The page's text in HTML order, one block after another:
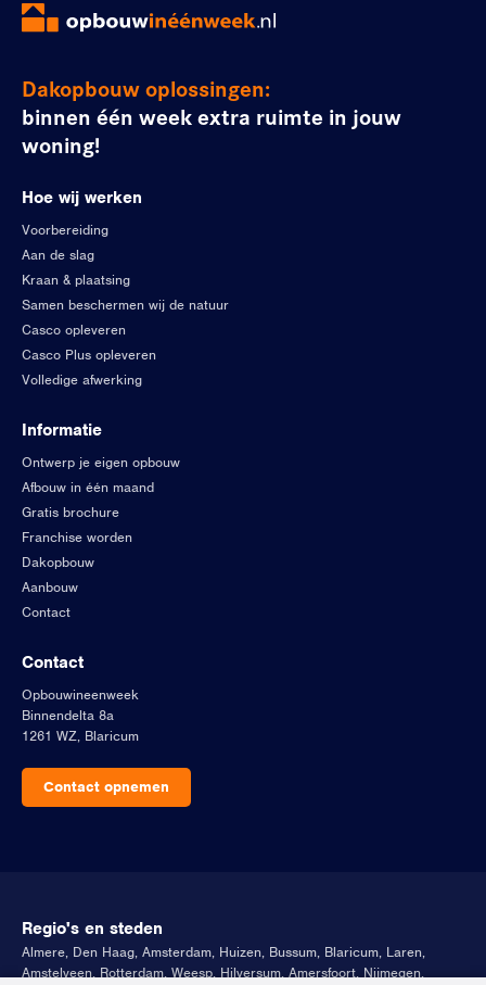
Dakopbouw oplossingen:
binnen één week extra ruimte in jouw
woning!
Hoe wij werken
Voorbereiding
Aan de slag
Kraan & plaatsing
Samen beschermen wij de natuur
Casco opleveren
Casco Plus opleveren
Volledige afwerking
Informatie
Ontwerp je eigen opbouw
Afbouw in één maand
Gratis brochure
Franchise worden
Dakopbouw
Aanbouw
Contact
Contact
Opbouwineenweek
Binnendelta 8a
1261 WZ, Blaricum
Contact opnemen
Regio's en steden
Almere, Den Haag, Amsterdam, Huizen, Bussum, Blaricum, Laren,
Amstelveen, Rotterdam, Weesp, Hilversum, Amersfoort, Nijmegen,